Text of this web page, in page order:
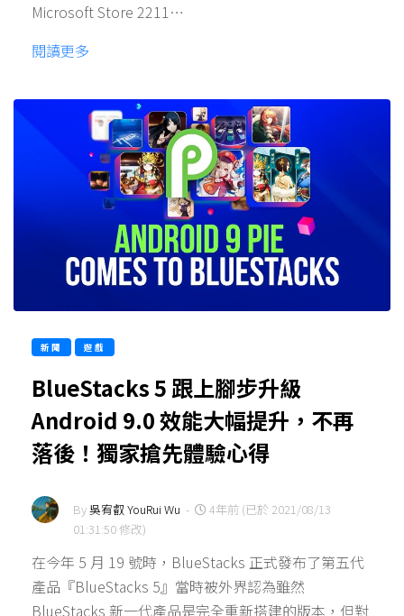
Microsoft Store 2211…
閱讀更多
新聞 遊戲
BlueStacks 5 跟上腳步升級
Android 9.0 效能大幅提升，不再
落後！獨家搶先體驗心得
By吳宥叡 YouRui Wu -
4年前 (已於 2021/08/13
01:31:50 修改)
在今年 5 月 19 號時，BlueStacks 正式發布了第五代
產品『BlueStacks 5』當時被外界認為雖然
BlueStacks 新一代產品是完全重新搭建的版本，但對